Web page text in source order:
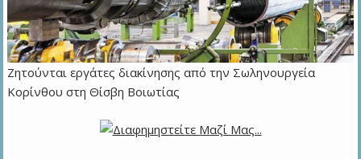
Ζητούνται εργάτες διακίνησης από την Σωληνουργεία
Κορίνθου στη Θίσβη Βοιωτίας